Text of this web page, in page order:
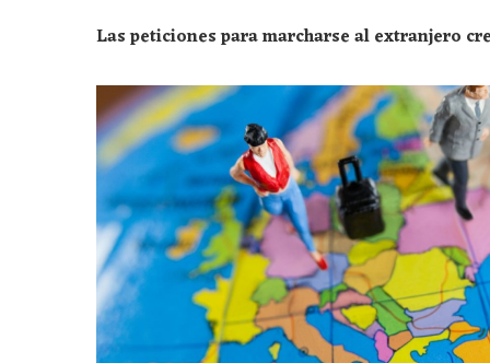
Las peticiones para marcharse al extranjero